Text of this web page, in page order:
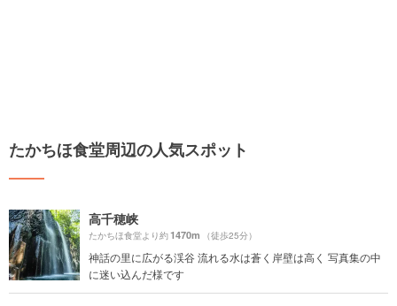
たかちほ食堂周辺の人気スポット
高千穂峡
たかちほ食堂より約1470m （徒歩25分）
神話の里に広がる渓谷 流れる水は蒼く岸壁は高く 写真集の中
に迷い込んだ様です